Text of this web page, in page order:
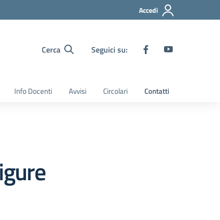
Accedi
Cerca Seguici su:
Info Docenti Avvisi Circolari Contatti